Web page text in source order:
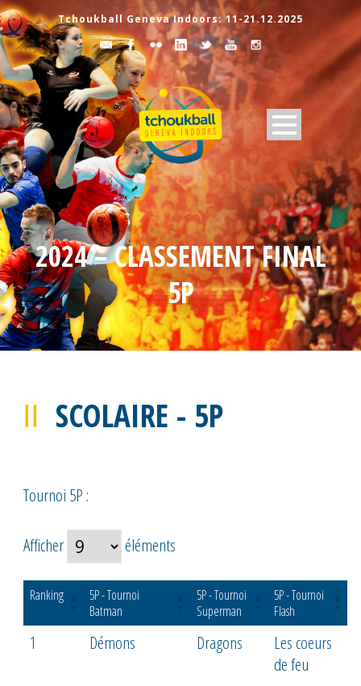
Tchoukball Geneva Indoors: 11-21.12.2025
2024 – CLASSEMENT FINAL
5P
SCOLAIRE - 5P
Tournoi 5P :
Afficher éléments
Ranking
5P - Tournoi
Batman
5P - Tournoi
Superman
5P - Tournoi
Flash
1 Démons Dragons
Les coeurs
de feu